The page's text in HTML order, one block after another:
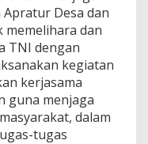
Desa dan
memelihara dan
TNI dengan
kegiatan
kerjasama
guna menjaga
dalam
tugas